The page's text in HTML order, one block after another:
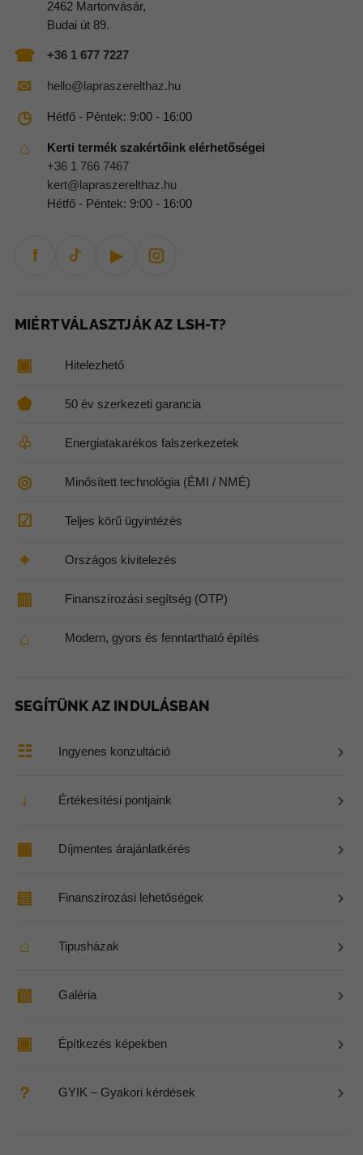
2462 Martonvásár,
Budai út 89.
☎ +36 1 677 7227
✉ hello@lapraszerelthaz.hu
◷ Hétfő - Péntek: 9:00 - 16:00
⌂
Kerti termék szakértőink elérhetőségei
+36 1 766 7467
kert@lapraszerelthaz.hu
Hétfő - Péntek: 9:00 - 16:00
f ▶
MIÉRT VÁLASZTJÁK AZ LSH-T?
▣ Hitelezhető
⬟ 50 év szerkezeti garancia
♧ Energiatakarékos falszerkezetek
◎ Minősített technológia (ÉMI / NMÉ)
☑ Teljes körű ügyintézés
⌖ Országos kivitelezés
▥ Finanszírozási segítség (OTP)
⌂ Modern, gyors és fenntartható építés
SEGÍTÜNK AZ INDULÁSBAN
☷ Ingyenes konzultáció ›
↓ Értékesítési pontjaink ›
▦ Díjmentes árajánlatkérés ›
▤ Finanszírozási lehetőségek ›
⌂ Tipusházak ›
▧ Galéria ›
▣ Építkezés képekben ›
? GYIK – Gyakori kérdések ›